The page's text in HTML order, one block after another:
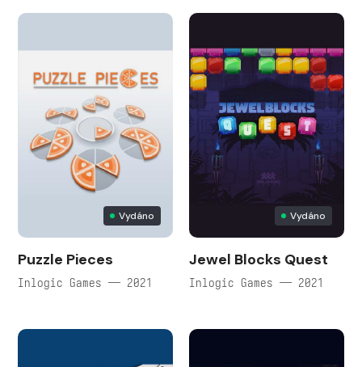
Vydáno
Puzzle Pieces
Inlogic Games — 2021
Vydáno
Jewel Blocks Quest
Inlogic Games — 2021